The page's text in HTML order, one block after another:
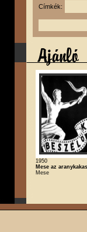
Címkék:
1950
Mese az
Mese